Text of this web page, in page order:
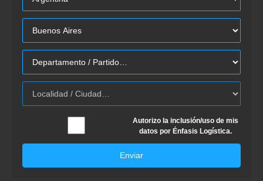
Autorizo la inclusión/uso de mis
datos por Énfasis Logística.
Enviar